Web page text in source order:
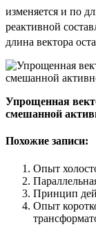
изменяется и по
реактивной
длина вектора
Упрощенная
смешанной
Похожие записи:
Опыт
Принцип
Опыт